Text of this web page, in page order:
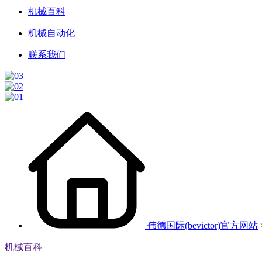
机械百科
机械自动化
联系我们
伟德国际(bevictor)官方网站
机械百科